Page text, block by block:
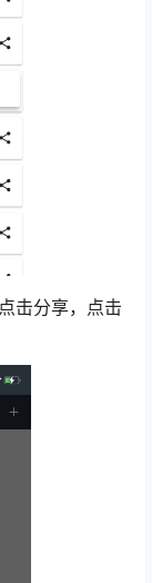
击分享，点击